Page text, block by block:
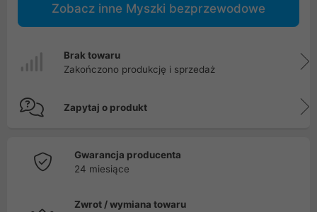
Zobacz inne Myszki bezprzewodowe
Brak towaru
Zakończono produkcję i sprzedaż
Zapytaj o produkt
Gwarancja producenta
24 miesiące
Zwrot / wymiana towaru